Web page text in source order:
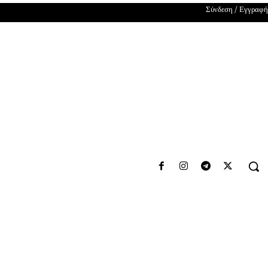
Σύνδεση / Εγγραφή